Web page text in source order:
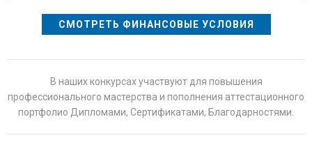
СМОТРЕТЬ ФИНАНСОВЫЕ УСЛОВИЯ
В наших конкурсах участвуют для повышения
профессионального мастерства и пополнения аттестационного
портфолио Дипломами, Сертификатами, Благодарностями.